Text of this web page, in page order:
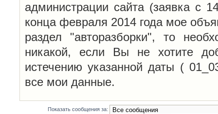
администрации сайта (заявка с
конца февраля 2014 года мое
раздел "авторазборки", то
никакой, если Вы не хотите
истечению указанной даты (
все мои данные.
Показать сообщения за: